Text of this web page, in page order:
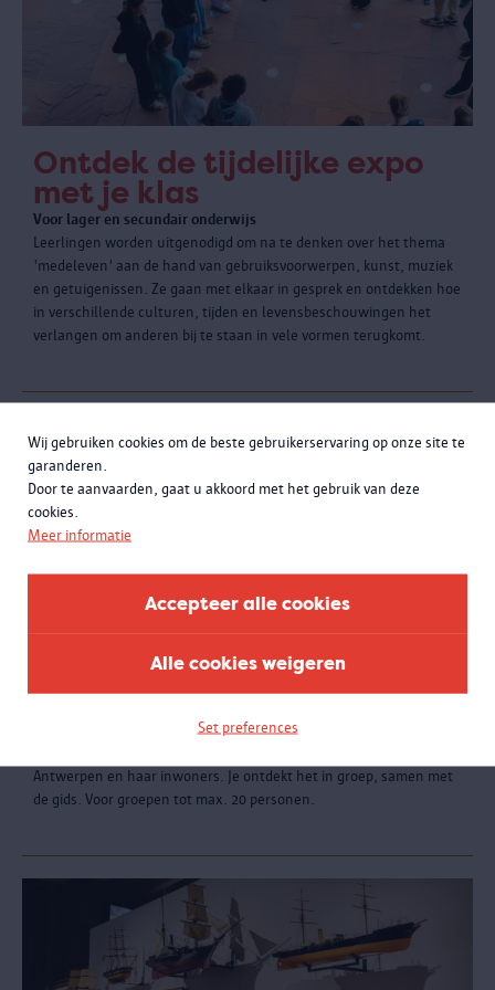
Wij gebruiken cookies om de beste gebruikerservaring op onze site te
garanderen.
Door te aanvaarden, gaat u akkoord met het gebruik van deze
cookies.
Meer informatie
Accepteer alle cookies
Alle cookies weigeren
Set preferences
Ontdek de tijdelijke expo
met je klas
Voor lager en secundair onderwijs
Leerlingen worden uitgenodigd om na te denken over het thema
'medeleven' aan de hand van gebruiksvoorwerpen, kunst, muziek
en getuigenissen. Ze gaan met elkaar in gesprek en ontdekken hoe
in verschillende culturen, tijden en levensbeschouwingen het
verlangen om anderen bij te staan in vele vormen terugkomt.
Stad in oorlog. Antwerpen 1940-1945
Antwerpen en haar inwoners. Je ontdekt het in groep, samen met
de gids. Voor groepen tot max. 20 personen.